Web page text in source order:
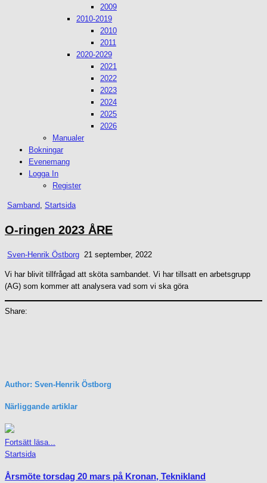
2009
2010-2019
2010
2011
2020-2029
2021
2022
2023
2024
2025
2026
Manualer
Bokningar
Evenemang
Logga In
Register
Posted
Samband, Startsida
O-ringen 2023 ÅRE
Sven-Henrik Östborg 21 september, 2022
Vi har blivit tillfrågad att sköta sambandet. Vi har tillsatt en arbetsgrupp
(AG) som kommer att analysera vad som vi ska göra
Share:
Author: Sven-Henrik Östborg
Närliggande artiklar
Fortsätt läsa...
Posted
Startsida
Årsmöte torsdag 20 mars på Kronan, Teknikland